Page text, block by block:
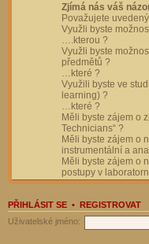
Zjímá nás váš
Považujete
Využli byste
….kterou ?
Využli byste
předmětů ?
…které ?
Využili byste ve
learning) ?
…které ?
Měli byste zájem o
Technicians“ ?
Měli byste zájem o
instrumentální a
Měli byste zájem o
postupy v
PŘIHLÁSIT SE • REGISTROVAT
Uživatelské jméno: